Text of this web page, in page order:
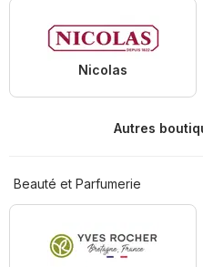
Nicolas
Autres
Beauté et Parfumerie